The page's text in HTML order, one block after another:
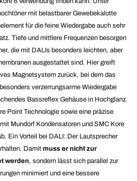
mit belastbarer Gewebekalotte
für die feine Wiedergabe auch sehr
Tiefe und mittlere Frequenzen besorgen
die mit DALIs besonders leichten, aber
ausgestattet sind. Hier greift
Magnetsystem zurück, bei dem das
verzerrungsarme Wiedergabe
Bassreflex Gehäuse in Hochglanz
Point Technologie sowie eine präzise
Mundorf Kondensatoren und SMC Kore
Ein Vorteil bei DALI: Der Lautsprecher
Damit muss er nicht zur
werden, sondern lässt sich parallel zur
minimiert und eine bessere